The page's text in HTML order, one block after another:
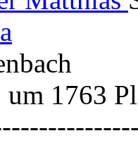
um 1763